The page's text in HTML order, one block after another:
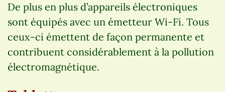
De plus en plus d’appareils électroniques
sont équipés avec un émetteur Wi-Fi. Tous
ceux-ci émettent de façon permanente et
contribuent considérablement à la pollution
électromagnétique.